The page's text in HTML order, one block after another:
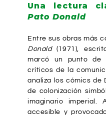
Una lectura
Pato Donald
Entre sus obras más
Donald(1971),
marcó un punto de
críticos de la
analiza los cómics de
de colonización
imaginario imperial.
accesible y